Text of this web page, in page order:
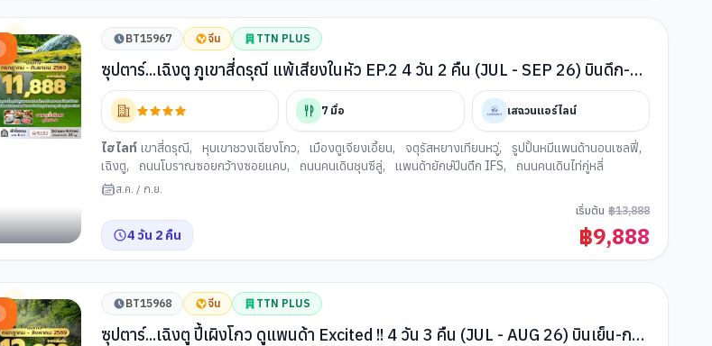
BT15967 จีน TTN PLUS
ซุปตาร์...เฉิงตู ภูเขาสี่ดรุณี แพ้เสียงในหัว EP.2 4 วัน 2 คืน (JUL - SEP 26) บินดึก-
กลับค่ำ
7 มื้อ เสฉวนแอร์ไลน์
ไฮไลท์ เขาสี่ดรุณี, หุบเขาชวงเฉียงโกว, เมืองตูเจียงเอี้ยน, จตุรัสหยางเทียนหวู่, รูปปั้นหมีแพนด้านอนเซลฟี่,
เฉิงตู, ถนนโบราณซอยกว้างซอยแคบ, ถนนคนเดินชุนซีลู่, แพนด้ายักษ์ปีนตึก IFS, ถนนคนเดินไท่กู่หลี่
ส.ค. / ก.ย.
4 วัน 2 คืน
เริ่มต้น ฿13,888
฿9,888
BT15968 จีน TTN PLUS
ซุปตาร์...เฉิงตู ปี้เผิงโกว ดูแพนด้า Excited !! 4 วัน 3 คืน (JUL - AUG 26) บินเย็น-กลับ